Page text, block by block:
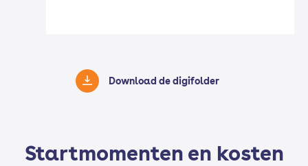
Download de digifolder
Startmomenten en kosten